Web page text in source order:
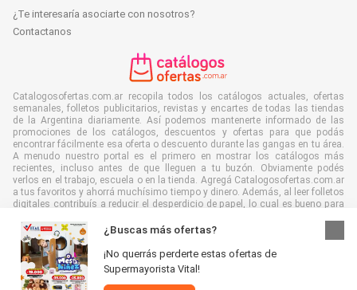
¿Buscas más ofertas?
¡No querrás perderte estas ofertas de
Supermayorista Vital!
¿Te interesaría asociarte con nosotros?
Contactanos
Catalogosofertas.com.ar recopila todos los catálogos actuales, ofertas
semanales, folletos publicitarios, revistas y encartes de todas las tiendas
de la Argentina diariamente. Así podemos mantenerte informado de las
promociones de los catálogos, descuentos y ofertas para que podás
encontrar fácilmente esa oferta o descuento durante las gangas en tu área.
A menudo nuestro portal es el primero en mostrar los catálogos más
recientes, incluso antes de que lleguen a tu buzón. Obviamente podés
verlos en el trabajo, escuela o en la tienda. Agregá Catalogosofertas.com.ar
a tus favoritos y ahorrá muchísimo tiempo y dinero. Además, al leer folletos
digitales contribuís a reducir el desperdicio de papel, lo cual es bueno para